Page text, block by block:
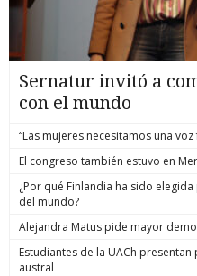
Sernatur invitó a
con el mundo
“Las mujeres necesitamos una
El congreso también estuvo en
¿Por qué Finlandia ha sido
del mundo?
Alejandra Matus pide mayor
Estudiantes de la UACh
austral